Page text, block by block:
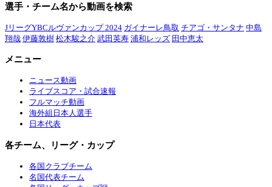
選手・チーム名から動画を検索
JリーグYBCルヴァンカップ 2024 ガイナーレ鳥取 チアゴ・サンタナ 中島
翔哉 伊藤敦樹 松木駿之介 武田英寿 浦和レッズ 田中恵太
メニュー
ニュース動画
ライブスコア・試合速報
フルマッチ動画
海外組日本人選手
日本代表
各チーム、リーグ・カップ
各国クラブチーム
名国代表チーム